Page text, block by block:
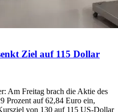
Ziel auf 115 Dollar
Am Freitag brach die Aktie des
Prozent auf 62,84 Euro ein,
von 130 auf 115 US-Dollar